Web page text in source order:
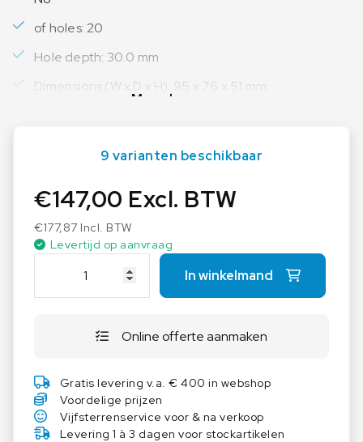
of holes: 20
Hole depth: 30.0 mm
Dimensions (W x D x H): 95 x 76 x 51 mm
Meer lezen
9 varianten beschikbaar
€147,00 Excl. BTW
€177,87 Incl. BTW
Levertijd op aanvraag
A
.
1
a
a
In winkelmand
Online offerte aanmaken
Gratis levering v.a. € 400 in webshop
Voordelige prijzen
Vijfsterrenservice voor & na verkoop
Levering 1 à 3 dagen voor stockartikelen